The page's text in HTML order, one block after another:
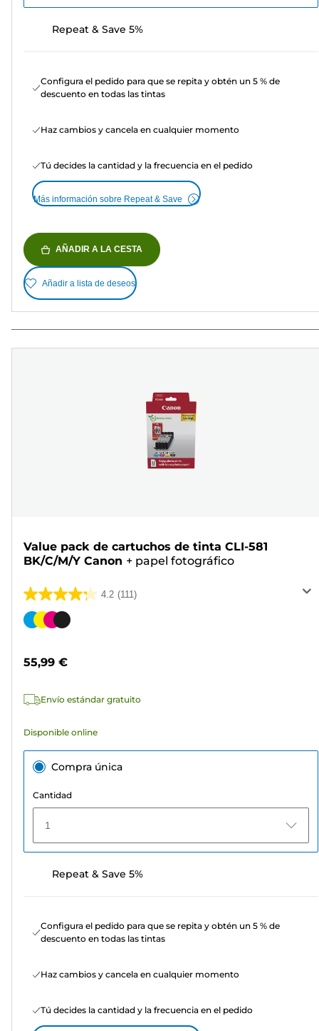
Repeat & Save 5%
Configura el pedido para que se repita y obtén un 5 % de
descuento en todas las tintas
Haz cambios y cancela en cualquier momento
Tú decides la cantidad y la frecuencia en el pedido
Más información sobre Repeat & Save
AÑADIR A LA CESTA
Añadir a lista de deseos
Value pack de cartuchos de tinta CLI-581
BK/C/M/Y Canon + papel fotográfico
4.2 (111)
4.2
de
111
Cartucho
55,99 €
Envío estándar gratuito
Disponible online
Compra única
Cantidad
1
Repeat & Save 5%
Configura el pedido para que se repita y obtén un 5 % de
descuento en todas las tintas
Haz cambios y cancela en cualquier momento
Tú decides la cantidad y la frecuencia en el pedido